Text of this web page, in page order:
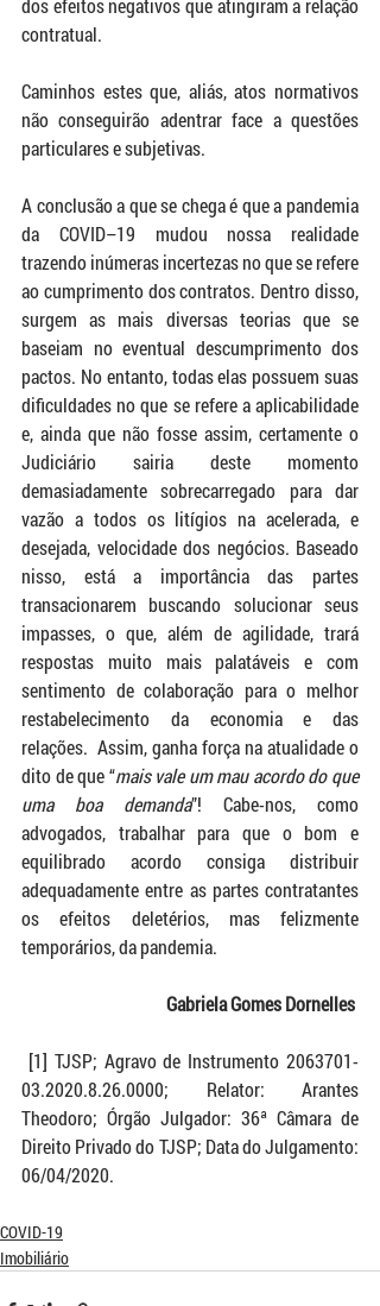
dos efeitos negativos que atingiram a relação
contratual.
Caminhos estes que, aliás, atos normativos
não conseguirão adentrar face a questões
particulares e subjetivas.
A conclusão a que se chega é que a pandemia
da COVID–19 mudou nossa realidade
trazendo inúmeras incertezas no que se refere
ao cumprimento dos contratos. Dentro disso,
surgem as mais diversas teorias que se
baseiam no eventual descumprimento dos
pactos. No entanto, todas elas possuem suas
dificuldades no que se refere a aplicabilidade
e, ainda que não fosse assim, certamente o
Judiciário sairia deste momento
demasiadamente sobrecarregado para dar
vazão a todos os litígios na acelerada, e
desejada, velocidade dos negócios. Baseado
nisso, está a importância das partes
transacionarem buscando solucionar seus
impasses, o que, além de agilidade, trará
respostas muito mais palatáveis e com
sentimento de colaboração para o melhor
restabelecimento da economia e das
relações. Assim, ganha força na atualidade o
dito de que “mais vale um mau acordo do que
uma boa demanda”! Cabe-nos, como
advogados, trabalhar para que o bom e
equilibrado acordo consiga distribuir
adequadamente entre as partes contratantes
os efeitos deletérios, mas felizmente
temporários, da pandemia.
Gabriela Gomes Dornelles
03.2020.8.26.0000; Relator: Arantes
Theodoro; Órgão Julgador: 36ª Câmara de
Direito Privado do TJSP; Data do Julgamento:
06/04/2020.
COVID-19
Imobiliário